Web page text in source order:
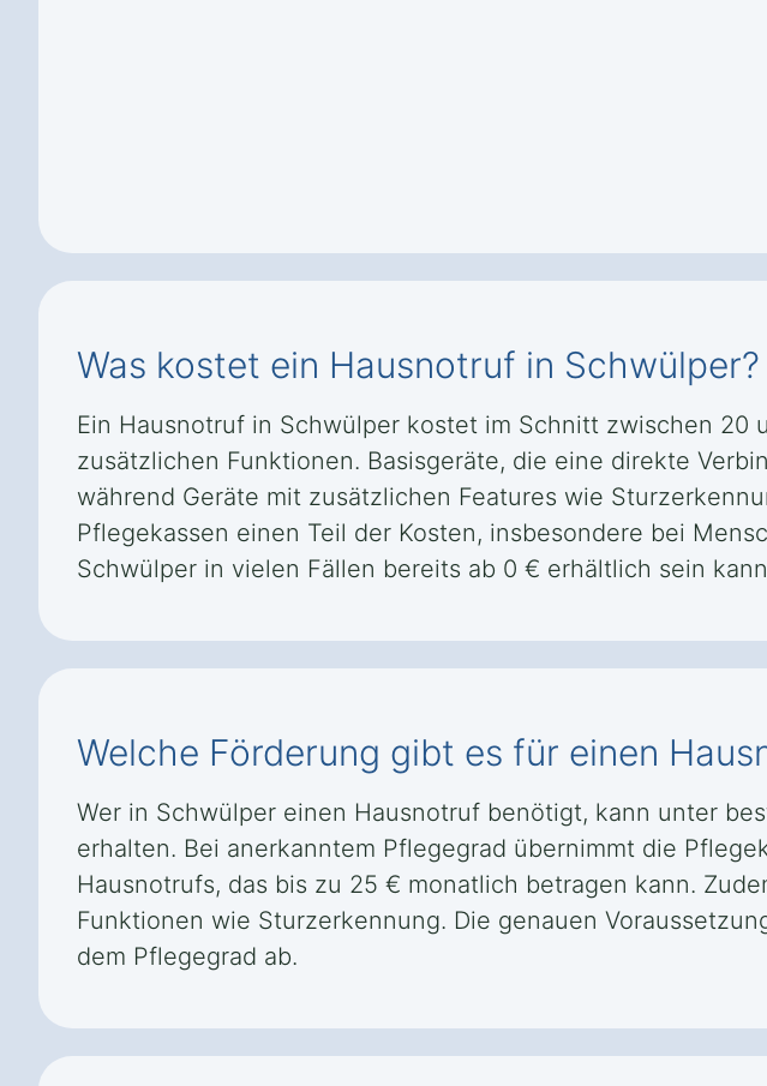
Was kostet ein Hausnotruf in Schwülper?
Ein Hausnotruf in Schwülper kostet im Schnitt zwischen
zusätzlichen Funktionen. Basisgeräte, die eine direkte
während Geräte mit zusätzlichen Features wie
Pflegekassen einen Teil der Kosten, insbesondere bei
Schwülper in vielen Fällen bereits ab 0 € erhältlich sein
Welche Förderung gibt es für einen
Wer in Schwülper einen Hausnotruf benötigt, kann unter
erhalten. Bei anerkanntem Pflegegrad übernimmt die
Hausnotrufs, das bis zu 25 € monatlich betragen kann.
Funktionen wie Sturzerkennung. Die genauen
dem Pflegegrad ab.